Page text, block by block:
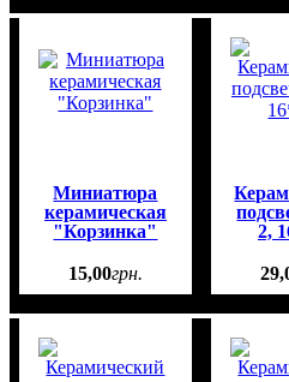
Миниатюра
керамическая
"Корзинка"
15,00грн.
2,
29,